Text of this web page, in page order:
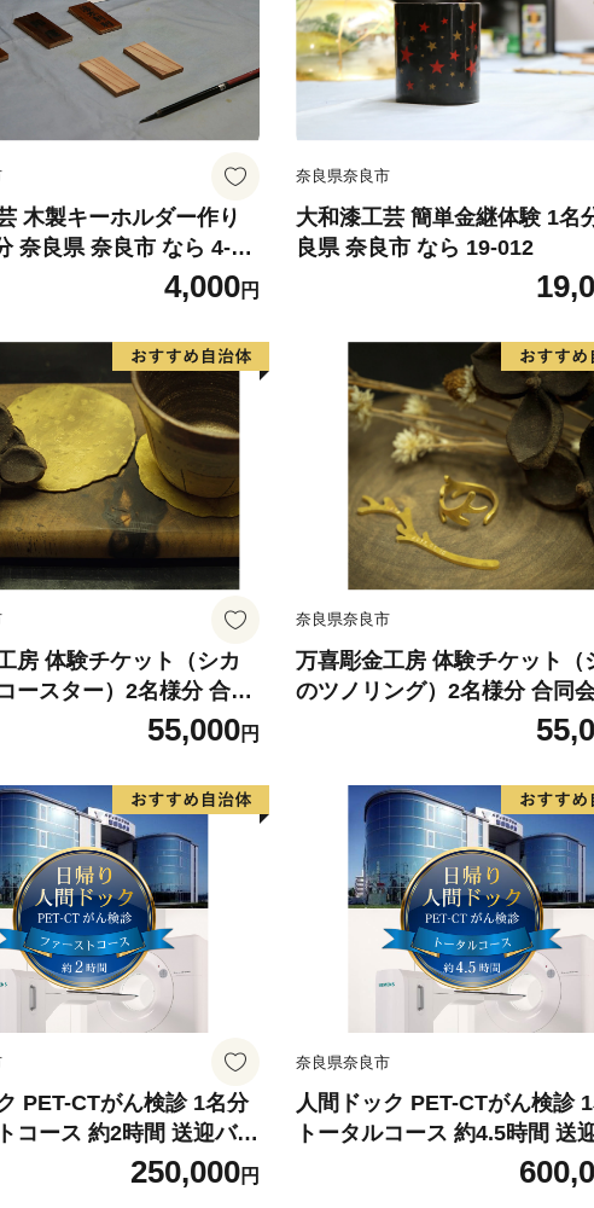
ン 22-015
木製キーホルダー作り
奈良県 奈良市 なら 4-03
4,000円
奈良県奈良市
大和漆工芸 簡単金継体験 1名
良県 奈良市 なら 19-012
房 体験チケット（シカ
ースター）2名様分 合同
奈良県 奈良市 なら 55-0
55,000円
奈良県奈良市
万喜彫金工房 体験チケット（
のツノリング）2名様分 合同
藝舎 奈良県 奈良市 なら 55-
PET-CTがん検診 1名分
コース 約2時間 送迎バス
検診 健康 病院 健康診断
仁会 西の京病院 メディ
250,000円
奈良県奈良市
人間ドック PET-CTがん検診
トータルコース 約4.5時間 送
食事付き がん検診 検診 健康
健康診断 医療法人康仁会 西の